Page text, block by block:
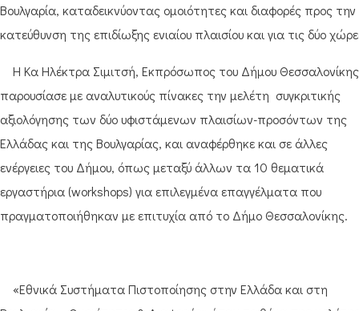
Βουλγαρία, καταδεικνύοντας ομοιότητες και διαφορές προς την
κατεύθυνση της επιδίωξης ενιαίου πλαισίου και για τις δύο
Η Κα Ηλέκτρα Σιμιτσή, Εκπρόσωπος του Δήμου
παρουσίασε με αναλυτικούς πίνακες την μελέτη συγκριτικής
αξιολόγησης των δύο υφιστάμενων πλαισίων-προσόντων της
Ελλάδας και της Βουλγαρίας, και αναφέρθηκε και σε άλλες
ενέργειες του Δήμου, όπως μεταξύ άλλων τα 10 θεματικά
εργαστήρια (workshops) για επιλεγμένα επαγγέλματα που
πραγματοποιήθηκαν με επιτυχία από το Δήμο Θεσσαλονίκης.
«Εθνικά Συστήματα Πιστοποίησης στην Ελλάδα και στη